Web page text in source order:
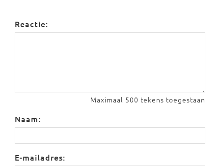
Reactie:
Maximaal 500 tekens toegestaan
Naam:
E-mailadres: